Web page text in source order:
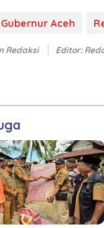
Gubernur Aceh
Redaksi Editor: